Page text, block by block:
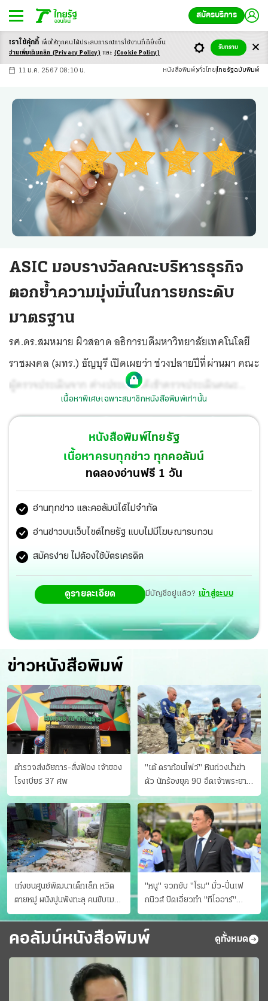
สมัครบริการ
-ก ก ก+
11 ม.ค. 2567 08:10 น. หนังสือพิมพ์ ทั่วไทย ไทยรัฐฉบับพิมพ์
ASIC มอบรางวัลคณะบริหารธุรกิจ
ตอกย้ำความมุ่งมั่นในการยกระดับ
มาตรฐาน
รศ.ดร.สมหมาย ผิวสอาด อธิการบดีมหาวิทยาลัยเทคโนโลยี
ราชมงคล (มทร.) ธัญบุรี เปิดเผยว่า ช่วงปลายปีที่ผ่านมา คณะ
ผู้ตรวจประเมินจาก ต่างประเทศได้เข้าตรวจประเมินคณะ
บริหารธุรกิจ มทร.ธัญบุรี เกี่ยวกับมาตรฐานหลักสูตรการตรวจ
สอบความพร้อมด้านการจัดการเรียนการสอน เครื่องมือ
อุปกรณ์ ห้องเรียน ห้องปฏิบัติการ สภาพแวดล้อม ความ
ปลอดภัย การสัมภาษณ์ผู้มีส่วนเกี่ยวข้องต่างๆ ตลอดจน
ทิศทางและการดำเนินนโยบายของคณะ โดยใช้การประเมิน
ตามมาตรฐานของ ASIC, UK ซึ่งเป็นที่น่ายินดีที่ผลการประเมิน
ครั้งนี้ได้รับผลประเมินอยู่ในระดับดีเยี่ยม (Exceptional) ทั้ง 9
หลักสูตร ถือเป็นแห่งแรกในประเทศไทยที่ได้มีการตรวจ
รับรองจากทาง ASIC, UK
เนื้อหาพิเศษเฉพาะสมาชิกหนังสือพิมพ์เท่านั้น
หนังสือพิมพ์ไทยรัฐ
เนื้อหาครบทุกข่าว ทุกคอลัมน์
ทดลองอ่านฟรี 1 วัน
อ่านทุกข่าว และคอลัมน์ได้ไม่จำกัด
อ่านข่าวบนเว็บไซต์ไทยรัฐ แบบไม่มีโฆษณารบกวน
สมัครง่าย ไม่ต้องใช้บัตรเครดิต
ดูรายละเอียด มีบัญชีอยู่แล้ว? เข้าสู่ระบบ
ข่าวหนังสือพิมพ์
ตำรวจส่งอัยการ-สั่งฟ้อง เจ้าของ
โรงเบียร์ 37 ศพ
"เต้ ดราก้อนไฟว์" หินถ่วงน้ำฆ่า
ตัว นักร้องยุค 90 อืดเจ้าพระยา
แฟนหาตัววุ่น เครียดธุรกิจ!
เก๋งชนศูนย์พัฒนาเด็กเล็ก หวิด
ตายหมู่ ผนังปูนพังทะลุ คนขับเมา
ยา
"หนู" จวกยับ "โรม" มั่ว-ปั่นเฟ
กนิวส์ ปัดเอี่ยวทํา "ทีโออาร์"
ต้นทางโกงสอบฉาว
คอลัมน์หนังสือพิมพ์ ดูทั้งหมด
เราใช้คุ้กกี้ เพื่อให้ทุกคนได้ประสบการณ์การใช้งานที่ดียิ่งขึ้น
อ่านเพิ่มเติมคลิก (Privacy Policy) และ (Cookie Policy)
รับทราบ